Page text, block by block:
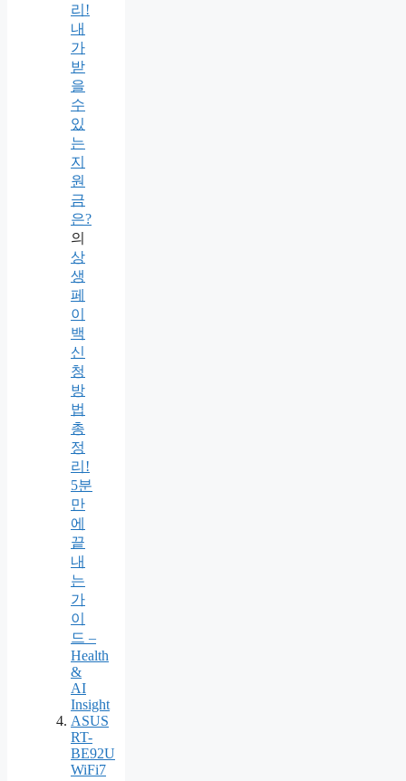
리!
내
가
받
을
수
있
는
지
원
금
은?
의
상
생
페
이
백
신
청
방
법
총
정
리!
5분
만
에
끝
내
는
가
이
드 –
Health
&
AI
Insight
ASUS
RT-
BE92U
WiFi7